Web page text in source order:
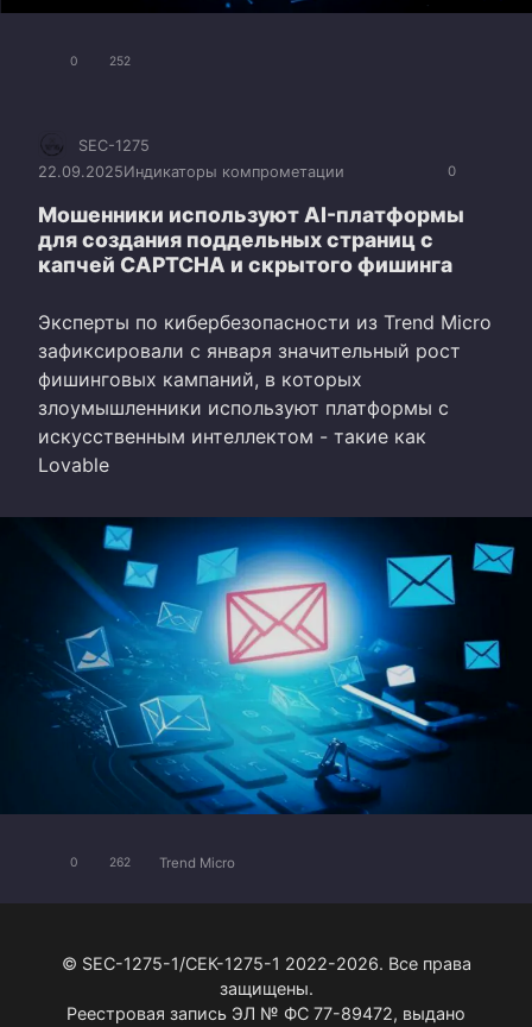
0 252
0
SEC-1275
22.09.2025Индикаторы компрометации
Мошенники используют AI-платформы
для создания поддельных страниц с
капчей CAPTCHA и скрытого фишинга
Эксперты по кибербезопасности из Trend Micro
зафиксировали с января значительный рост
фишинговых кампаний, в которых
злоумышленники используют платформы с
искусственным интеллектом - такие как
Lovable
0 262 Trend Micro
© SEC-1275-1/СЕК-1275-1 2022-2026. Все права
защищены.
Реестровая запись ЭЛ № ФС 77-89472, выдано